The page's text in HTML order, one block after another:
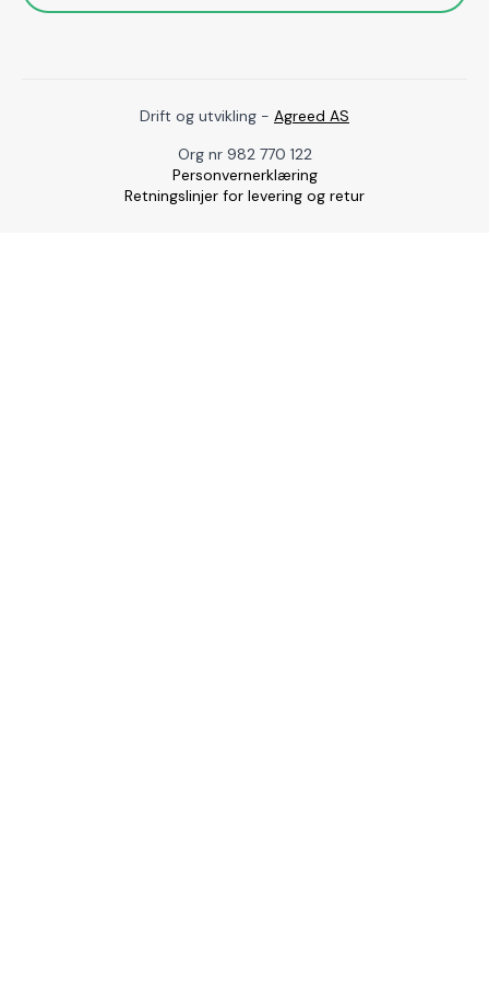
Drift og utvikling - Agreed AS
Org nr 982 770 122
Personvernerklæring
Retningslinjer for levering og retur